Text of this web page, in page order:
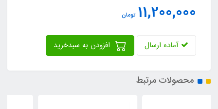
11,200,000 تومان
آماده ارسال
محصولات مرتبط